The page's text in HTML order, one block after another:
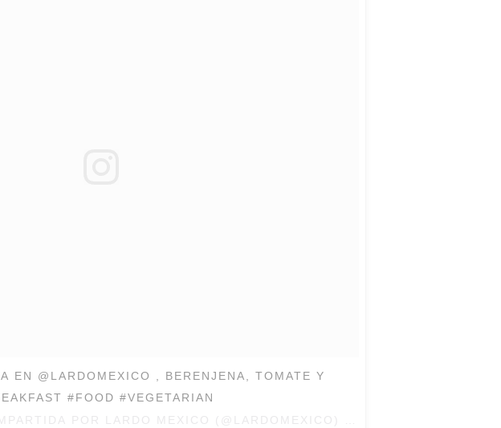
EN @LARDOMEXICO , BERENJENA, TOMATE Y
#FOOD #VEGETARIAN